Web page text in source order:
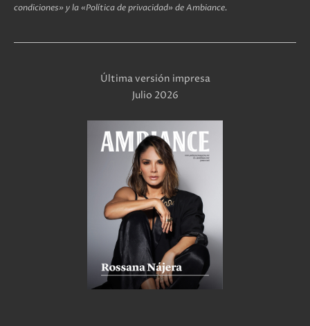
condiciones» y la «Política de privacidad» de Ambiance.
Última versión impresa
Julio 2026